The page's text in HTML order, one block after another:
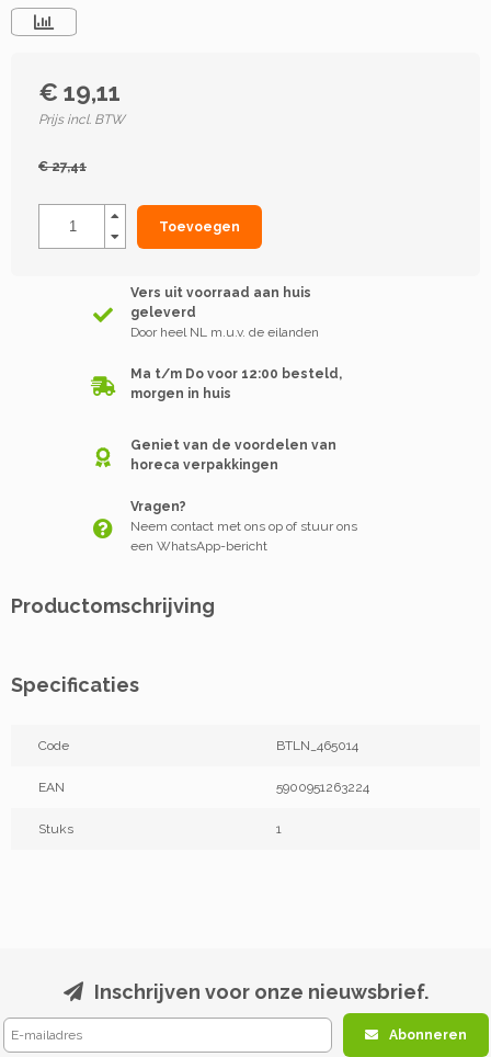
€ 19,11
Prijs incl. BTW
€ 27,41
Toevoegen
Vers uit voorraad aan huis
geleverd
Door heel NL m.u.v. de eilanden
Ma t/m Do voor 12:00 besteld,
morgen in huis
Geniet van de voordelen van
horeca verpakkingen
Vragen?
Neem contact met ons op of stuur ons
een WhatsApp-bericht
Productomschrijving
Specificaties
Code BTLN_465014
EAN 5900951263224
Stuks 1
Inschrijven voor onze nieuwsbrief.
Abonneren